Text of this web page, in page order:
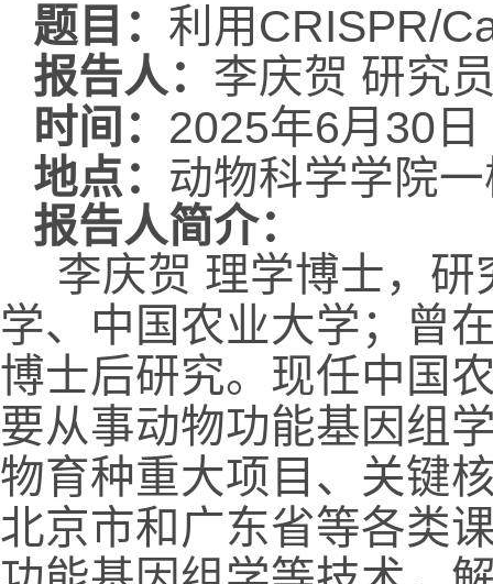
题目： 利用 CRISPR/
报告人： 李庆贺 研究
时间： 2025年6月 30
地点： 动物科学学院
报告人简介：
李庆贺 理学博士，
学、中国农业大学；曾
博士后研究。现任中国
要从事动物功能基因组
物育种重大项目、关键
北京市和广东省等各类